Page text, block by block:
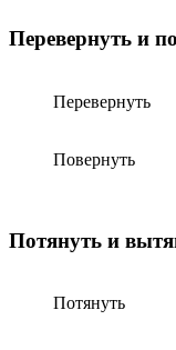
Перевернуть и
Перевернуть
Повернуть
Потянуть и
Потянуть